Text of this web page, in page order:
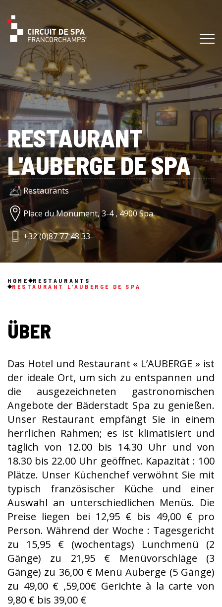
RESTAURANT
L'AUBERGE DE SPA
Restaurants
Place du Monument, 3-4 , 4900 Spa
+32 (0)87 77 48 33
HOME
RESTAURANTS
RESTAURANT L'AUBERGE DE SPA
ÜBER
Das Hotel und Restaurant « L’AUBERGE » ist
der ideale Ort, um sich zu entspannen und
die ausgezeichneten gastronomischen
Angebote der Bäderstadt Spa zu genießen.
Unser Restaurant empfängt Sie in einem
herrlichen Rahmen; es ist klimatisiert und
täglich von 12.00 bis 14.30 Uhr und von
18.30 bis 22.00 Uhr geöffnet. Kapazität : 100
Plätze. Unser Küchenchef verwöhnt Sie mit
typisch französischer Küche und einer
Auswahl an unterschiedlichen Menüs. Die
Preise liegen bei 12,95 € bis 49,00 € pro
Person. Während der Woche : Tagesgericht
zu 15,95 € (wochentags) Lunchmenü (2
Gänge) zu 21,95 € Menüvorschläge (3
Gänge) zu 36,00 € Menü Auberge (5 Gänge)
zu 49,00 € ,59,00€ Gerichte à la carte von
9,80 € bis 39,00 €